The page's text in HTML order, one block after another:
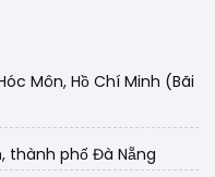
Môn, Hồ Chí Minh (Bãi
thành phố Đà Nẵng